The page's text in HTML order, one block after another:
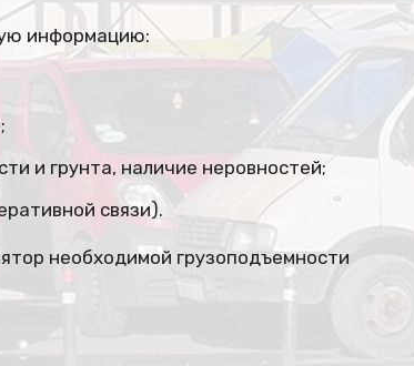
информацию:
и грунта, наличие неровностей;
связи).
необходимой грузоподъемности